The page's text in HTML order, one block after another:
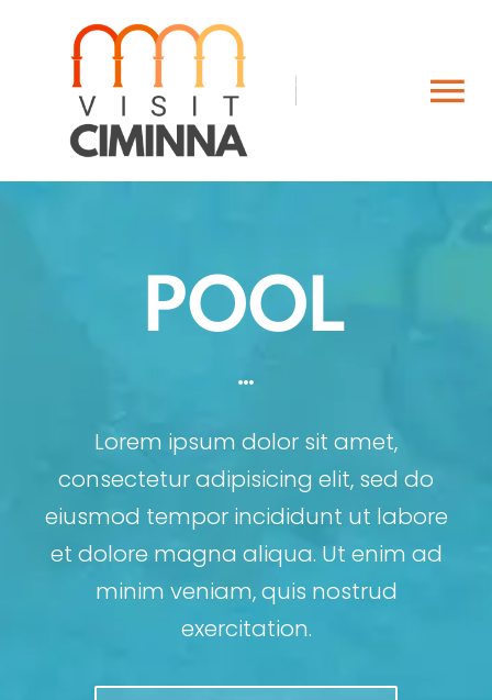
contenuto
Tour Virtuale e MultimediaPOOL
Lorem ipsum dolor sit amet,
consectetur adipisicing elit, sed do
eiusmod tempor incididunt ut labore
et dolore magna aliqua. Ut enim ad
minim veniam, quis nostrud
exercitation.